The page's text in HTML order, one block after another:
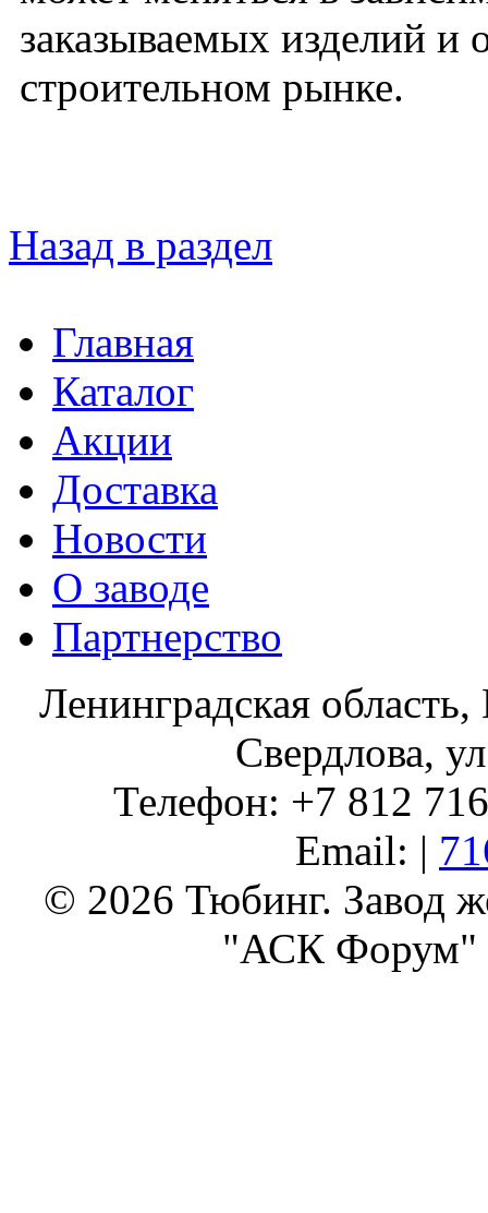
заказываемых изделий и
строительном рынке.
Назад в раздел
Главная
Каталог
Акции
Доставка
Новости
О заводе
Партнерство
Ленинградская
Свердлова,
Телефон: +7 812
Email: |
© 2026 Тюбинг. Завод
"АСК Форум"